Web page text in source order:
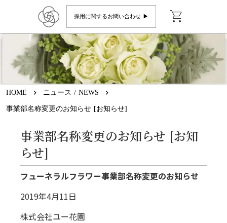
採用に関するお問い合わせ ▶︎ shopping_cart
HOME keyboard_arrow_right ニュース / NEWS keyboard_arrow_right
事業部名称変更のお知らせ [お知らせ]
事業部名称変更のお知らせ [お知
らせ]
フューネラルフラワー事業部名称変更のお知らせ
2019年4月11日
株式会社ユー花園